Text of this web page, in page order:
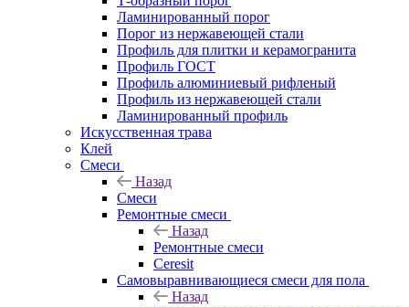
Ламинированный порог
Порог из нержавеющей стали
Профиль для плитки и керамогранита
Профиль ГОСТ
Профиль алюминиевый рифленый
Профиль из нержавеющей стали
Ламинированный профиль
Искусственная трава
Клей
Смеси
Назад
Смеси
Ремонтные смеси
Назад
Ремонтные смеси
Ceresit
Самовыравнивающиеся смеси для пола
Назад